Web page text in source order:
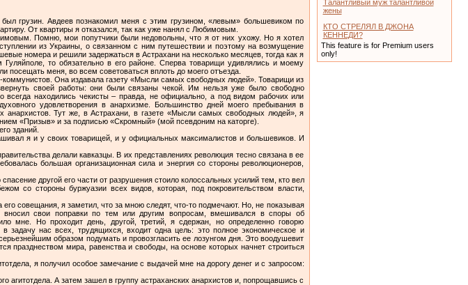
грузин. Авдеев познакомил меня с этим грузином, «левым» большевиком по
От квартиры я отказался, так как уже нанял с Любимовым.
Помню, мои попутчики были недовольны, что я от них ухожу. Но я хотел
из Украины, о связанном с ним путешествии и поэтому на возмущение
номера и решили задержаться в Астрахани на несколько месяцев, тогда как я
то обязательно в его районе. Сперва товарищи удивлялись и моему
посещать меня, во всем советоваться вплоть до моего отъезда.
коммунистов. Она издавала газету «Мысли самых свободных людей». Товарищи из
своей работы: они были связаны чекой. Им нельзя уже было свободно
находились чекисты – правда, не официально, а под видом рабочих или
удовлетворения в анархизме. Большинство дней моего пребывания в
анархистов. Тут же, в Астрахани, в газете «Мысли самых свободных людей», я
«Призыв» и за подписью «Скромный» (мой псевдоним на каторге).
зданий.
я и у своих товарищей, и у официальных максималистов и большевиков. И
делали кавказцы. В их представлениях революция тесно связана в ее
большая организационная сила и энергия со стороны революционеров,
другой его части от разрушения стоило колоссальных усилий тем, кто вел
со стороны буржуазии всех видов, которая, под покровительством власти,
совещания, я заметил, что за мною следят, что-то подмечают. Но, не показывая
вносил свои поправки по тем или другим вопросам, вмешивался в споры об
мне. Но проходит день, другой, третий, я сдержан, но определенно говорю
задачу нас всех, трудящихся, входит одна цель: это полное экономическое и
образом подумать и провозгласить ее лозунгом дня. Это воодушевит
празднеством мира, равенства и свободы, на основе которых начнет строиться
я получил особое замечание с выдачей мне на дорогу денег и с запросом:
агитотдела. А затем зашел в группу астраханских анархистов и, попрощавшись с
Талантливый муж талантливой
жены
КТО СТРЕЛЯЛ В ДЖОНА
КЕННЕДИ?
This feature is for Premium users
only!